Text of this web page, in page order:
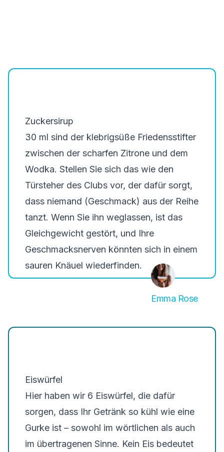
Zuckersirup
30 ml sind der klebrigsüße Friedensstifter
zwischen der scharfen Zitrone und dem
Wodka. Stellen Sie sich das wie den
Türsteher des Clubs vor, der dafür sorgt,
dass niemand (Geschmack) aus der Reihe
tanzt. Wenn Sie ihn weglassen, ist das
Gleichgewicht gestört, und Ihre
Geschmacksnerven könnten sich in einem
sauren Knäuel wiederfinden.
Emma Rose
Eiswürfel
Hier haben wir 6 Eiswürfel, die dafür
sorgen, dass Ihr Getränk so kühl wie eine
Gurke ist – sowohl im wörtlichen als auch
im übertragenen Sinne. Kein Eis bedeutet